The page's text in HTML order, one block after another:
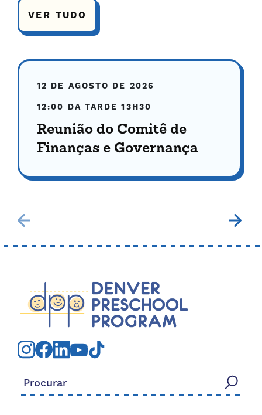
VER TUDO
12 DE AGOSTO DE 2026
12:00 DA TARDE 13H30
Reunião do Comitê de
Finanças e Governança
Procurar: